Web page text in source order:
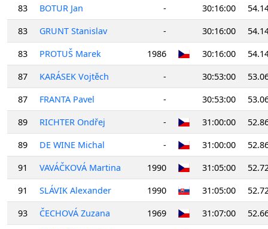
83
BOTUR Jan - 30:16:00
83
GRUNT Stanislav - 30:16:00
83
PROTUŠ Marek 1986 30:16:00
87
KARÁSEK Vojtěch - 30:53:00
87
FRANTA Pavel - 30:53:00
89
RICHTER Ondřej - 31:00:00
89
DE WINE Michal - 31:00:00
91
VAVÁČKOVÁ Martina 1990 31:05:00
91
SLÁVIK Alexander 1990 31:05:00
93
ČECHOVÁ Zuzana 1969 31:07:00